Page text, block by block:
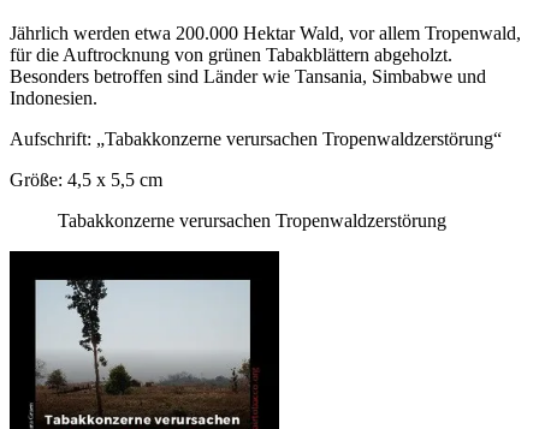
Jährlich werden etwa 200.000 Hektar Wald, vor allem Tropenwald,
für die Auftrocknung von grünen Tabakblättern abgeholzt.
Besonders betroffen sind Länder wie Tansania, Simbabwe und
Indonesien.
Aufschrift: „Tabakkonzerne verursachen Tropenwaldzerstörung“
Größe: 4,5 x 5,5 cm
Tabakkonzerne verursachen Tropenwaldzerstörung